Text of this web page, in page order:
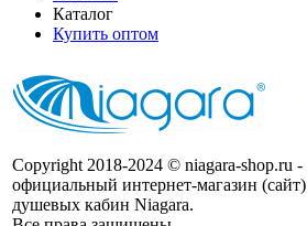
Каталог
Купить оптом
Copyright 2018-2024 © niagara-shop.ru -
официальный интернет-магазин (сайт)
душевых кабин Niagara.